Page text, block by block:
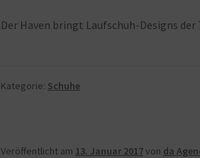
Der Haven bringt Laufschuh-Designs
Kategorie: Schuhe
Veröffentlicht am 13. Januar 2017von da